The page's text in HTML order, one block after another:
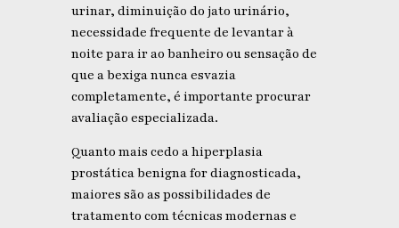
urinar, diminuição do jato urinário,
necessidade frequente de levantar à
noite para ir ao banheiro ou sensação de
que a bexiga nunca esvazia
completamente, é importante procurar
avaliação especializada.
Quanto mais cedo a hiperplasia
prostática benigna for diagnosticada,
maiores são as possibilidades de
tratamento com técnicas modernas e